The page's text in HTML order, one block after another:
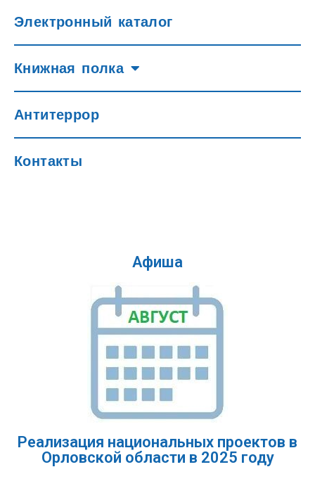
Электронный каталог
Книжная полка
Антитеррор
Контакты
Афиша
Реализация национальных проектов в
Орловской области в 2025 году